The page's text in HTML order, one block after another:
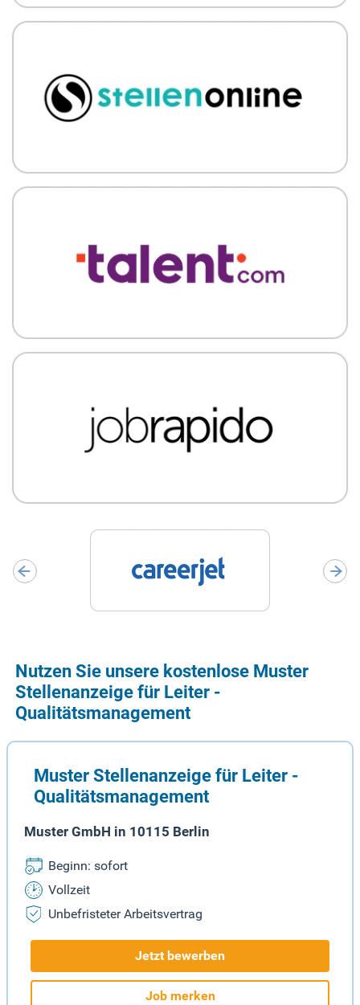
Nutzen Sie unsere kostenlose Muster
Stellenanzeige für Leiter -
Qualitätsmanagement
Muster Stellenanzeige für Leiter -
Qualitätsmanagement
Muster GmbH in 10115 Berlin
Beginn: sofort
Vollzeit
Unbefristeter Arbeitsvertrag
Jetzt bewerben
Job merken